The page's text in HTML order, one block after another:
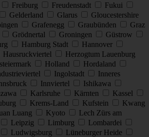
Freiburg Freudenstadt
Fukui
Gelderland Glarus
Gloucestershire
Grafenegg Graubünden
Graz
Grödnertal Groningen
Güstrow
Hamburg Stadt
Hannover
Hausruckviertel
Herzogtum Lauenburg
Holland
Hordaland
Ingolstadt
Inneres
Innviertel
Ishikawa
Karlsruhe Kärnten
Kassel
Krems-Land Kufstein
Kwang
Luang
Kyoto
Lech Zürs am
Leipzig Limburg
Lombardei
Ludwigsburg
Lüneburger Heide